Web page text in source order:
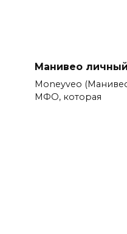
Манивео
Moneyveo
МФО, которая